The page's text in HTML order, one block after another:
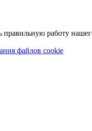
работу
файлов cookie